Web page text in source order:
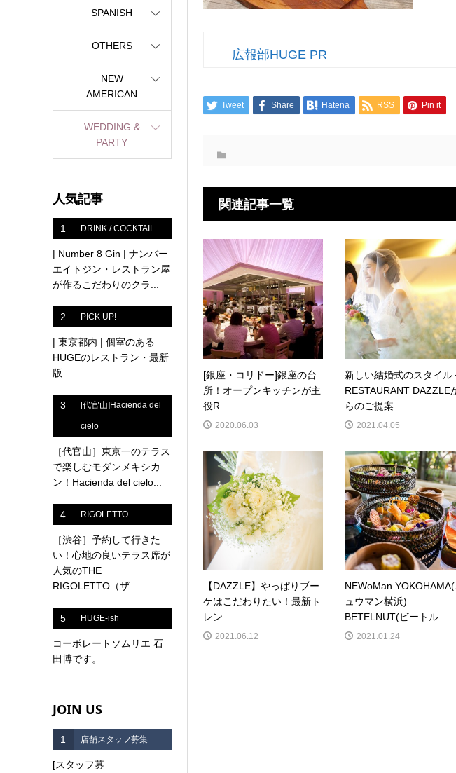
広報部HUGE PR
Tweet Share Hatena RSS Pin it
関連記事一覧
[銀座・コリドー]銀座の台
所！オープンキッチンが主
役R...
2020.06.03
新しい結婚式のスタイル
RESTAURANT DAZZLE
らのご提案
2021.04.05
【DAZZLE】やっぱりブー
ケはこだわりたい！最新ト
レン...
2021.06.12
NEWoMan YOKOHAMA(
ュウマン横浜)
BETELNUT(ビートル...
2021.01.24
SPANISH
OTHERS
NEW
AMERICAN
WEDDING &
PARTY
人気記事
1 DRINK / COCKTAIL
| Number 8 Gin | ナンバー
エイトジン・レストラン屋
が作るこだわりのクラ...
2 PICK UP!
| 東京都内 | 個室のある
HUGEのレストラン・最新
版
3 [代官山]Hacienda del
cielo
［代官山］東京一のテラス
で楽しむモダンメキシカ
ン！Hacienda del cielo...
4 RIGOLETTO
［渋谷］予約して行きた
い！心地の良いテラス席が
人気のTHE
RIGOLETTO（ザ...
5 HUGE-ish
コーポレートソムリエ 石
田博です。
JOIN US
1 店舗スタッフ募集
[スタッフ募